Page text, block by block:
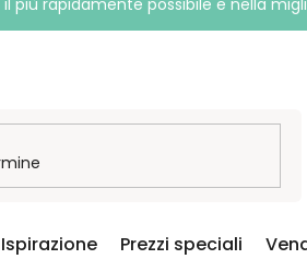
rapidamente possibile e nella
Ispirazione Prezzi speciali